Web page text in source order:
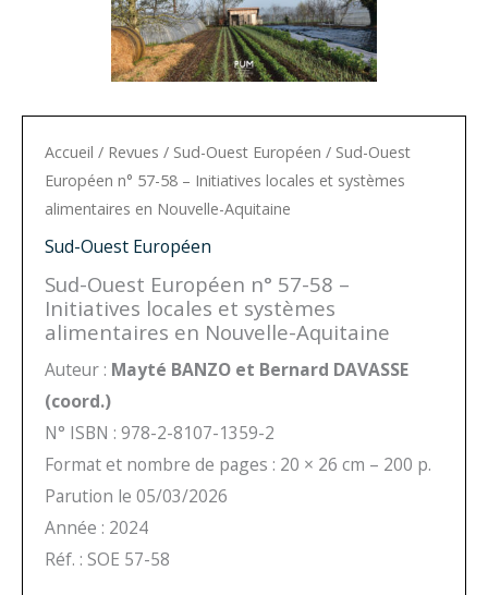
Accueil / Revues / Sud-Ouest Européen / Sud-Ouest
Européen n° 57-58 – Initiatives locales et systèmes
alimentaires en Nouvelle-Aquitaine
Sud-Ouest Européen
Sud-Ouest Européen n° 57-58 –
Initiatives locales et systèmes
alimentaires en Nouvelle-Aquitaine
Auteur : Mayté BANZO et Bernard DAVASSE
(coord.)
N° ISBN : 978-2-8107-1359-2
Format et nombre de pages : 20 × 26 cm – 200 p.
Parution le 05/03/2026
Année : 2024
Réf. : SOE 57-58